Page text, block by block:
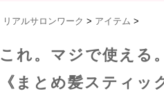
リアルサロンワーク > アイテム >
これ。マジで使える
《まとめ髪スティッ